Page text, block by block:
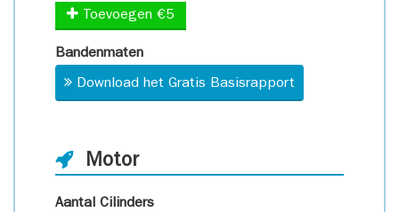
Toevoegen €5
Bandenmaten
Download het Gratis Basisrapport
Motor
Aantal Cilinders